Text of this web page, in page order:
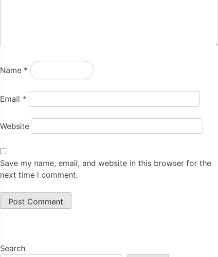
Name *
Email *
Website
Save my name, email, and website in this browser for the
next time I comment.
Search